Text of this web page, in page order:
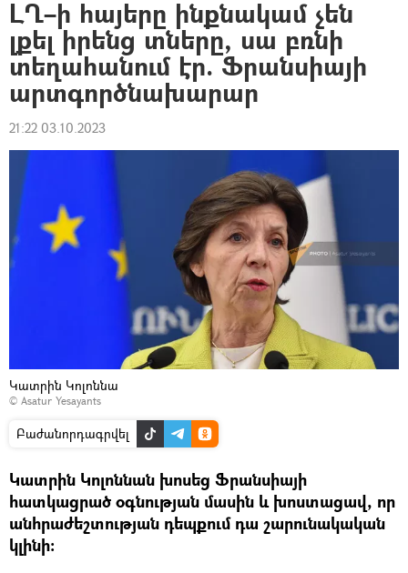
ԼՂ–ի հայերը ինքնակամ չեն
լքել իրենց տները, սա բռնի
տեղահանում էր. Ֆրանսիայի
արտգործնախարար
21:22 03.10.2023
Կատրին Կոլոննա
© Asatur Yesayants
Բաժանորդագրվել
Կատրին Կոլոննան խոսեց Ֆրանսիայի
հատկացրած օգնության մասին և խոստացավ, որ
անհրաժեշտության դեպքում դա շարունակական
կլինի։